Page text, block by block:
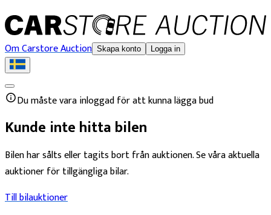
Om Carstore Auction Skapa konto Logga in
Du måste vara inloggad för att kunna lägga bud
Kunde inte hitta bilen
Bilen har sålts eller tagits bort från auktionen. Se våra aktuella
auktioner för tillgängliga bilar.
Till bilauktioner